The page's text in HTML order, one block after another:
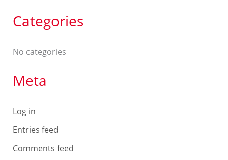
o
:
Categories
No categories
Meta
Log in
Entries feed
Comments feed